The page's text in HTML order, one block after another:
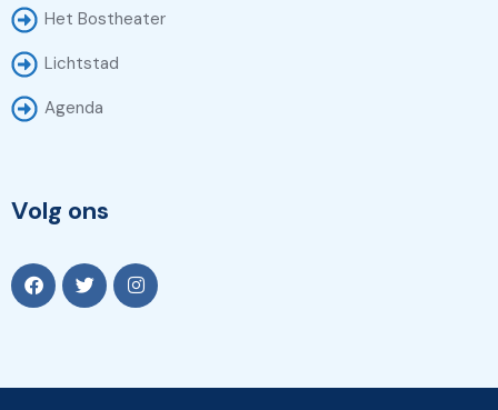
Het Bostheater
Lichtstad
Agenda
Volg ons